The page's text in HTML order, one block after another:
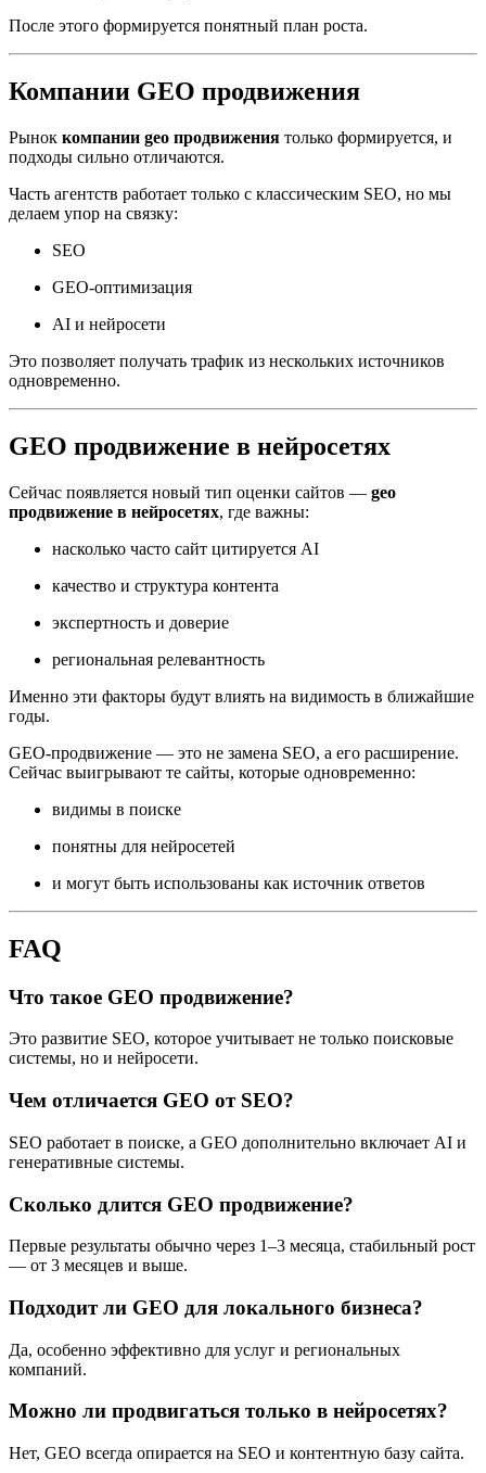
После этого формируется понятный план роста.
Компании GEO продвижения
Рынок компании geo продвижения только формируется, и
подходы сильно отличаются.
Часть агентств работает только с классическим SEO, но мы
делаем упор на связку:
SEO
GEO-оптимизация
AI и нейросети
Это позволяет получать трафик из нескольких источников
одновременно.
GEO продвижение в нейросетях
Сейчас появляется новый тип оценки сайтов — geo
продвижение в нейросетях, где важны:
насколько часто сайт цитируется AI
качество и структура контента
экспертность и доверие
региональная релевантность
Именно эти факторы будут влиять на видимость в ближайшие
годы.
GEO-продвижение — это не замена SEO, а его расширение.
Сейчас выигрывают те сайты, которые одновременно:
видимы в поиске
понятны для нейросетей
и могут быть использованы как источник ответов
FAQ
Что такое GEO продвижение?
Это развитие SEO, которое учитывает не только поисковые
системы, но и нейросети.
Чем отличается GEO от SEO?
SEO работает в поиске, а GEO дополнительно включает AI и
генеративные системы.
Сколько длится GEO продвижение?
Первые результаты обычно через 1–3 месяца, стабильный рост
— от 3 месяцев и выше.
Подходит ли GEO для локального бизнеса?
Да, особенно эффективно для услуг и региональных
компаний.
Можно ли продвигаться только в нейросетях?
Нет, GEO всегда опирается на SEO и контентную базу сайта.